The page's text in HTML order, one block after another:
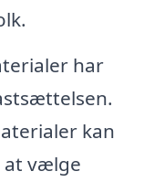
har
kan
at vælge